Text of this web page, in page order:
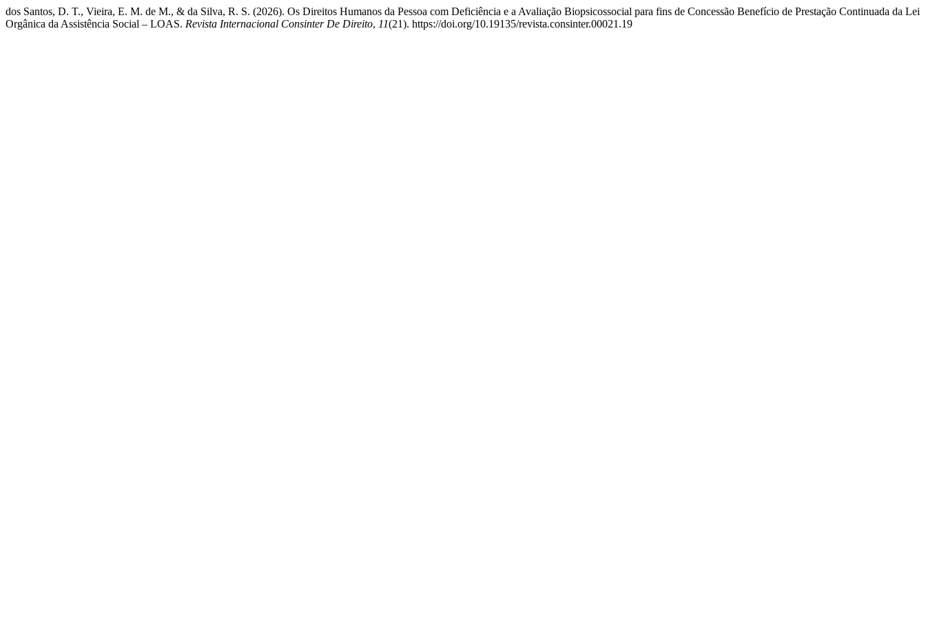
dos Santos, D. T., Vieira, E. M. de M., & da Silva, R. S. (2026). Os Direitos Humanos da Pessoa com Deficiência e a Avaliação Biopsicossocial para fins de Concessão Benefício de Prestação Continuada da Lei
Orgânica da Assistência Social – LOAS. Revista Internacional Consinter De Direito, 11(21). https://doi.org/10.19135/revista.consinter.00021.19